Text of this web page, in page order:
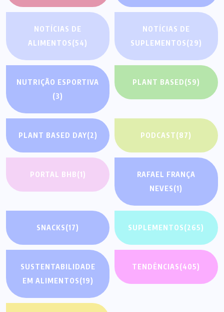
NOTÍCIAS DE
ALIMENTOS(54)
NOTÍCIAS DE
SUPLEMENTOS(29)
NUTRIÇÃO ESPORTIVA
(3)
PLANT BASED(59)
PLANT BASED DAY(2) PODCAST(87)
PORTAL BHB(1)
RAFAEL FRANÇA
NEVES(1)
SNACKS(17) SUPLEMENTOS(265)
SUSTENTABILIDADE
EM ALIMENTOS(19)
TENDÊNCIAS(405)